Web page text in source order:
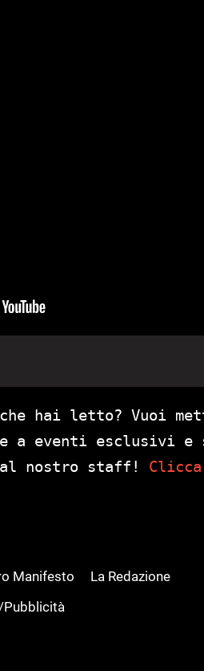
hai letto? Vuoi
a eventi esclusivi
al nostro staff!
Manifesto
La Redazione